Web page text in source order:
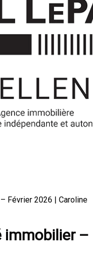
Février 2026 | Caroline
immobilier –